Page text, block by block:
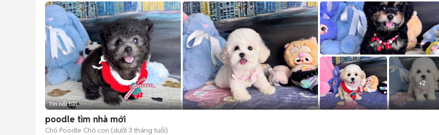
+2
Tin nổi bật
poodle tìm nhà mới
Chó Poodle Chó con (dưới 3 tháng tuổi)